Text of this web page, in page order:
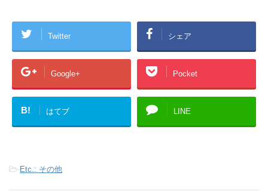
Twitter シェア
Google+ Pocket
B! はてブ LINE
-Etc.: その他